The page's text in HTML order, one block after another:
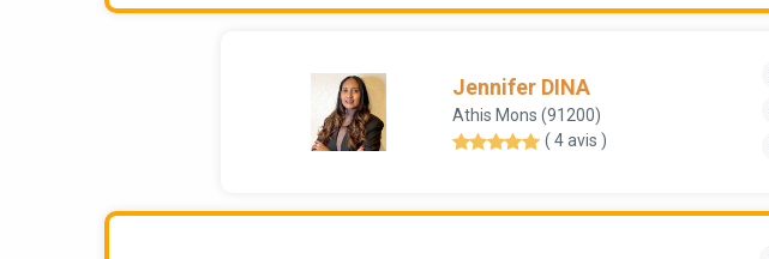
Jennifer DINA
Athis Mons (91200)
( 4 avis )